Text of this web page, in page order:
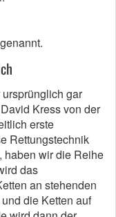
gar
Kress von der
erste
Rettungstechnik
haben wir die Reihe
das
an stehenden
die Ketten auf